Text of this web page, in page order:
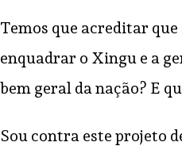
Temos que acreditar que
enquadrar o Xingu e a
bem geral da nação? E
Sou contra este projeto